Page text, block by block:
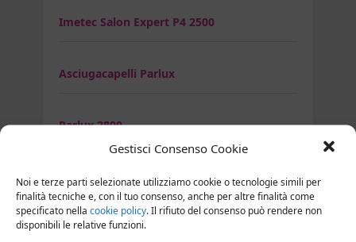
Gestisci Consenso Cookie
Noi e terze parti selezionate utilizziamo cookie o tecnologie simili per
finalità tecniche e, con il tuo consenso, anche per altre finalità come
specificato nella cookie policy. Il rifiuto del consenso può rendere non
disponibili le relative funzioni.
Imetec Salon Expert P4 2500
Asciugacapelli Parlux
Parlux 2800
Parlux 3000
Parlux 3200